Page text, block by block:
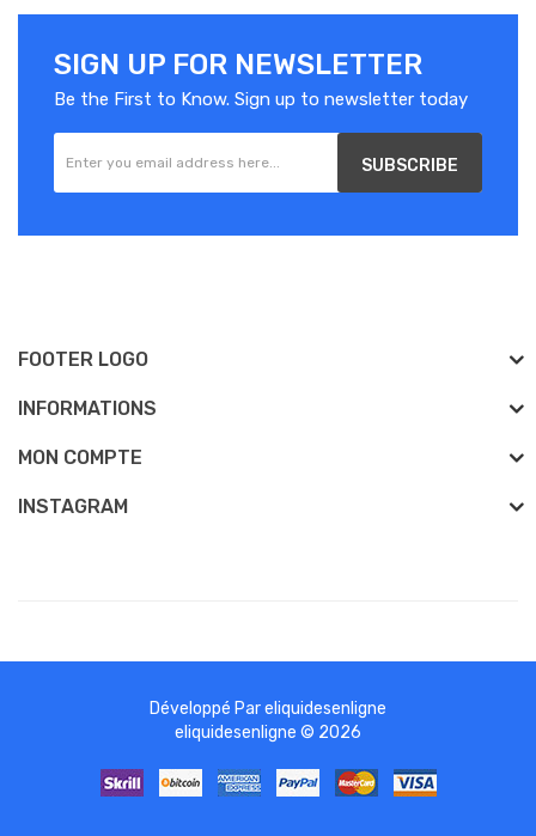
SIGN UP FOR NEWSLETTER
Be the First to Know. Sign up to newsletter today
SUBSCRIBE
FOOTER LOGO
INFORMATIONS
MON COMPTE
INSTAGRAM
Développé Pareliquidesenligne
eliquidesenligne © 2026